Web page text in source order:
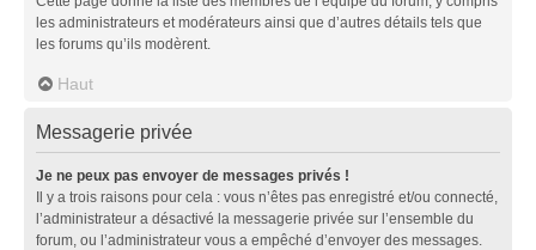
les administrateurs et modérateurs ainsi que d’autres détails tels que
les forums qu’ils modèrent.
Haut
Messagerie privée
Je ne peux pas envoyer de messages privés !
Il y a trois raisons pour cela : vous n’êtes pas enregistré et/ou connecté,
l’administrateur a désactivé la messagerie privée sur l’ensemble du
forum, ou l’administrateur vous a empêché d’envoyer des messages.